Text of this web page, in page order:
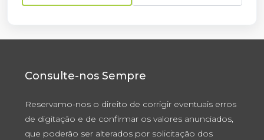
Consulte-nos Sempre
Reservamo-nos o direito de corrigir eventuais erros
de digitação e de confirmar os valores anunciados,
que poderão ser alterados por solicitação dos